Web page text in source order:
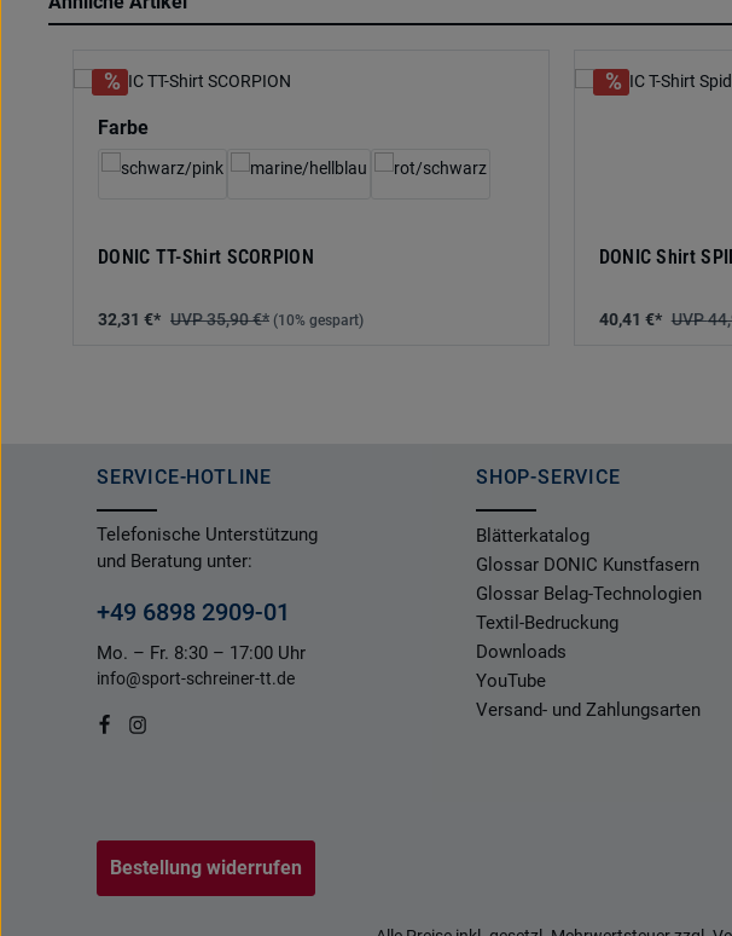
Farbeauswählen
DONIC TT-Shirt SCORPION
32,31 €* 35,90 €* (10% gespart)
DONIC Shirt
40,41 €*
SERVICE-HOTLINE
Telefonische Unterstützung
und Beratung unter:
+49 6898 2909-01
Mo. – Fr. 8:30 – 17:00 Uhr
info@sport-schreiner-tt.de
SHOP-SERVICE
Blätterkatalog
Glossar DONIC Kunstfasern
Glossar Belag-Technologien
Textil-Bedruckung
Downloads
YouTube
Versand- und Zahlungsarten
Bestellung widerrufen